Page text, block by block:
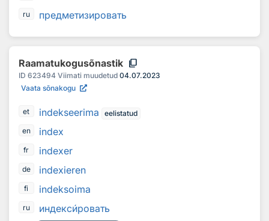
ru предметизировать
Raamatukogusõnastik content_copy
ID 623494 Viimati muudetud 04.07.2023
Vaata sõnakogu
et indekseerima
eelistatud
en
index
fr indexer
de indexieren
fi indeksoima
ru индексировать